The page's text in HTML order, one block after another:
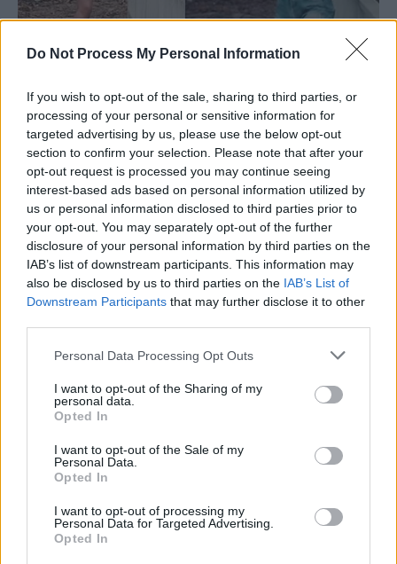
Do Not Process My Personal Information
If you wish to opt-out of the sale, sharing to third parties, or
processing of your personal or sensitive information for
targeted advertising by us, please use the below opt-out
section to confirm your selection. Please note that after your
opt-out request is processed you may continue seeing
interest-based ads based on personal information utilized by
us or personal information disclosed to third parties prior to
your opt-out. You may separately opt-out of the further
disclosure of your personal information by third parties on the
IAB’s list of downstream participants. This information may
also be disclosed by us to third parties on the IAB’s List of
Downstream Participants that may further disclose it to other
Personal Data Processing Opt Outs
I want to opt-out of the Sharing of my
personal data.
Opted In
I want to opt-out of the Sale of my
Personal Data.
Opted In
I want to opt-out of processing my
Personal Data for Targeted Advertising.
Opted In